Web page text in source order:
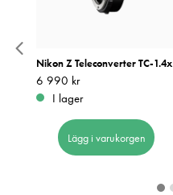
Nikon Z Teleconverter TC-1.4x
Pris:6 990 kr
6 990 kr
I lager
Lägg i varukorgen